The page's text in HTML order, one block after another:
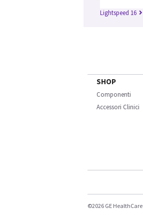
Lightspeed 16
SHOP
Componenti
Accessori Clinici
©2026 GE HealthCare